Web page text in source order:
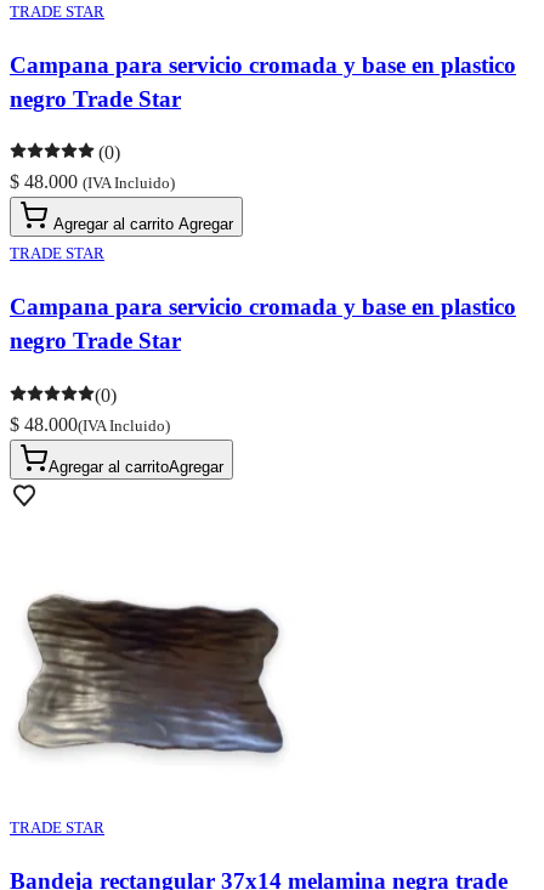
TRADE STAR
Campana para servicio cromada y base en plastico
negro Trade Star
(0)
$ 48.000 (IVA Incluido)
Agregar al carrito Agregar
TRADE STAR
Campana para servicio cromada y base en plastico
negro Trade Star
(0)
$ 48.000(IVA Incluido)
Agregar al carritoAgregar
TRADE STAR
Bandeja rectangular 37x14 melamina negra trade